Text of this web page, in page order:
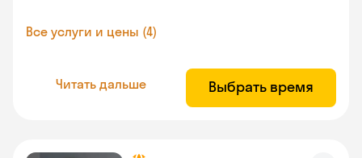
Все услуги и цены (4)
Читать дальше Выбрать время